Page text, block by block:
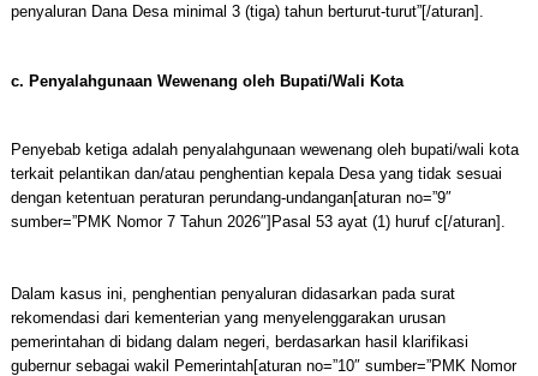
penyaluran Dana Desa minimal 3 (tiga) tahun berturut-turut”[/aturan].
c. Penyalahgunaan Wewenang oleh Bupati/Wali Kota
Penyebab ketiga adalah penyalahgunaan wewenang oleh bupati/wali kota
terkait pelantikan dan/atau penghentian kepala Desa yang tidak sesuai
dengan ketentuan peraturan perundang-undangan[aturan no=”9″
sumber=”PMK Nomor 7 Tahun 2026″]Pasal 53 ayat (1) huruf c[/aturan].
Dalam kasus ini, penghentian penyaluran didasarkan pada surat
rekomendasi dari kementerian yang menyelenggarakan urusan
pemerintahan di bidang dalam negeri, berdasarkan hasil klarifikasi
gubernur sebagai wakil Pemerintah[aturan no=”10″ sumber=”PMK Nomor